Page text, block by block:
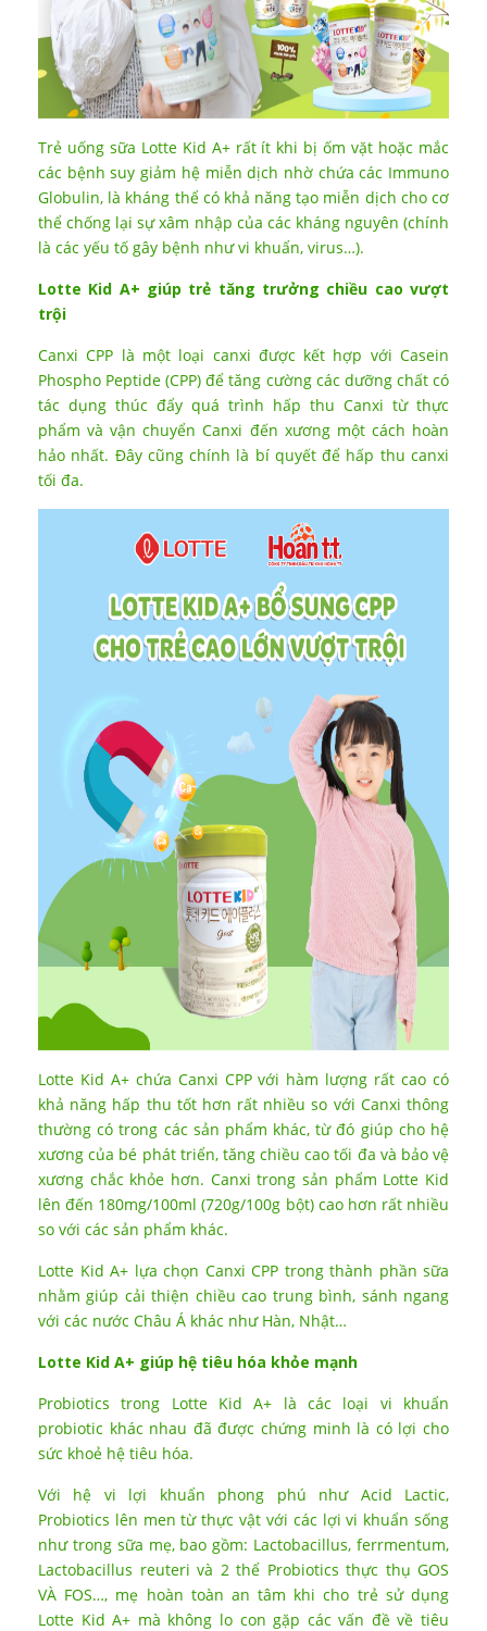
Trẻ uống sữa Lotte Kid A+ rất ít khi bị ốm vặt hoặc mắc
các bệnh suy giảm hệ miễn dịch nhờ chứa các Immuno
Globulin, là kháng thể có khả năng tạo miễn dịch cho cơ
thể chống lại sự xâm nhập của các kháng nguyên (chính
là các yếu tố gây bệnh như vi khuẩn, virus…).
Lotte Kid A+ giúp trẻ tăng trưởng chiều cao vượt
trội
Canxi CPP là một loại canxi được kết hợp với Casein
Phospho Peptide (CPP) để tăng cường các dưỡng chất có
tác dụng thúc đẩy quá trình hấp thu Canxi từ thực
phẩm và vận chuyển Canxi đến xương một cách hoàn
hảo nhất. Đây cũng chính là bí quyết để hấp thu canxi
tối đa.
Lotte Kid A+ chứa Canxi CPP với hàm lượng rất cao có
khả năng hấp thu tốt hơn rất nhiều so với Canxi thông
thường có trong các sản phẩm khác, từ đó giúp cho hệ
xương của bé phát triển, tăng chiều cao tối đa và bảo vệ
xương chắc khỏe hơn. Canxi trong sản phẩm Lotte Kid
lên đến 180mg/100ml (720g/100g bột) cao hơn rất nhiều
so với các sản phẩm khác.
Lotte Kid A+ lựa chọn Canxi CPP trong thành phần sữa
nhằm giúp cải thiện chiều cao trung bình, sánh ngang
với các nước Châu Á khác như Hàn, Nhật…
Lotte Kid A+ giúp hệ tiêu hóa khỏe mạnh
Probiotics trong Lotte Kid A+ là các loại vi khuẩn
probiotic khác nhau đã được chứng minh là có lợi cho
sức khoẻ hệ tiêu hóa.
Với hệ vi lợi khuẩn phong phú như Acid Lactic,
Probiotics lên men từ thực vật với các lợi vi khuẩn sống
như trong sữa mẹ, bao gồm: Lactobacillus, ferrmentum,
Lactobacillus reuteri và 2 thể Probiotics thực thụ GOS
VÀ FOS…, mẹ hoàn toàn an tâm khi cho trẻ sử dụng
Lotte Kid A+ mà không lo con gặp các vấn đề về tiêu